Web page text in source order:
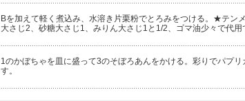
Bを加えて軽く煮込み、水溶き片栗粉でとろみをつける。★テン
大さじ2、砂糖大さじ1、みりん大さじ1と1/2、ゴマ油少々で代用
1のかぼちゃを皿に盛って3のそぼろあんをかける。彩りでパプ
す。